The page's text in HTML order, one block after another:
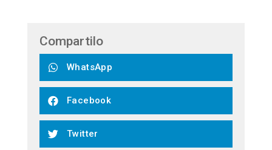
Compartilo
WhatsApp
Facebook
Twitter